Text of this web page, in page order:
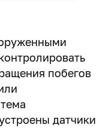
побегов
датчики